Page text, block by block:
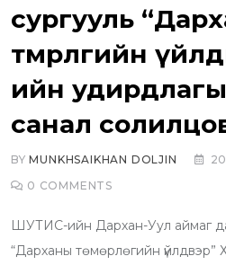
сургууль
төмөрлөгийн
ийн удирдлагын
санал
BYMUNKHSAIKHAN DOLJIN
0 COMMENTS
ШУТИС-ийн Дархан-Уул аймаг
“Дарханы төмөрлөгийн